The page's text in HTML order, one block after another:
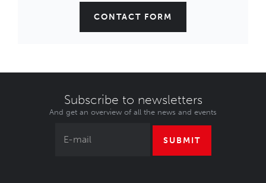
CONTACT FORM
Subscribe to newsletters
And get an overview of all the news and events
SUBMIT